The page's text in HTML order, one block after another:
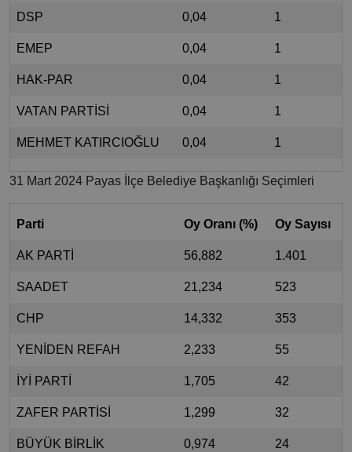
DSP 0,04 1
EMEP 0,04 1
HAK-PAR 0,04 1
VATAN PARTİSİ 0,04 1
MEHMET KATIRCIOĞLU 0,04 1
31 Mart 2024 Payas İlçe Belediye Başkanlığı Seçimleri
Parti Oy Oranı (%) Oy Sayısı
AK PARTİ 56,882 1.401
SAADET 21,234 523
CHP 14,332 353
YENİDEN REFAH 2,233 55
İYİ PARTİ 1,705 42
ZAFER PARTİSİ 1,299 32
BÜYÜK BİRLİK 0,974 24